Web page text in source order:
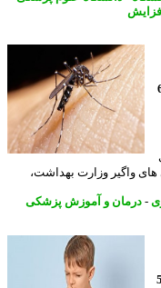
واگیر وزارت بهداشت،
درمان و آموزش پزشکی